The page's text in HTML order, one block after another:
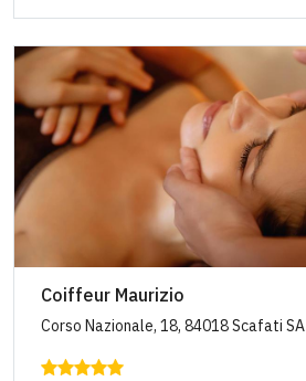
Coiffeur Maurizio
Corso Nazionale, 18, 84018 Scafati SA